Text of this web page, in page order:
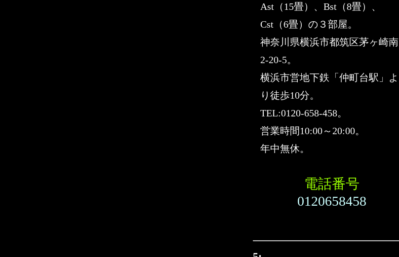
Ast（15畳）、Bst（8畳）、
Cst（6畳）の３部屋。
神奈川県横浜市都筑区茅ヶ崎南
2-20-5。
横浜市営地下鉄「仲町台駅」よ
り徒歩10分。
TEL:0120-658-458。
営業時間10:00～20:00。
年中無休。
電話番号
0120658458